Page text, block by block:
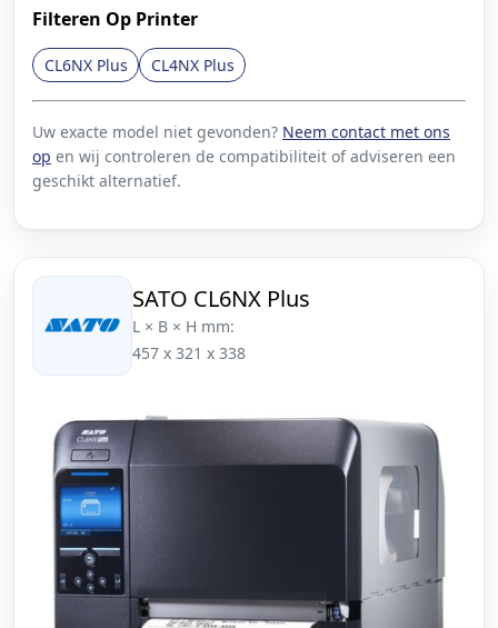
Filteren Op Printer
CL6NX Plus CL4NX Plus
Uw exacte model niet gevonden? Neem contact met ons
op en wij controleren de compatibiliteit of adviseren een
geschikt alternatief.
SATO CL6NX Plus
L × B × H mm:
457 x 321 x 338